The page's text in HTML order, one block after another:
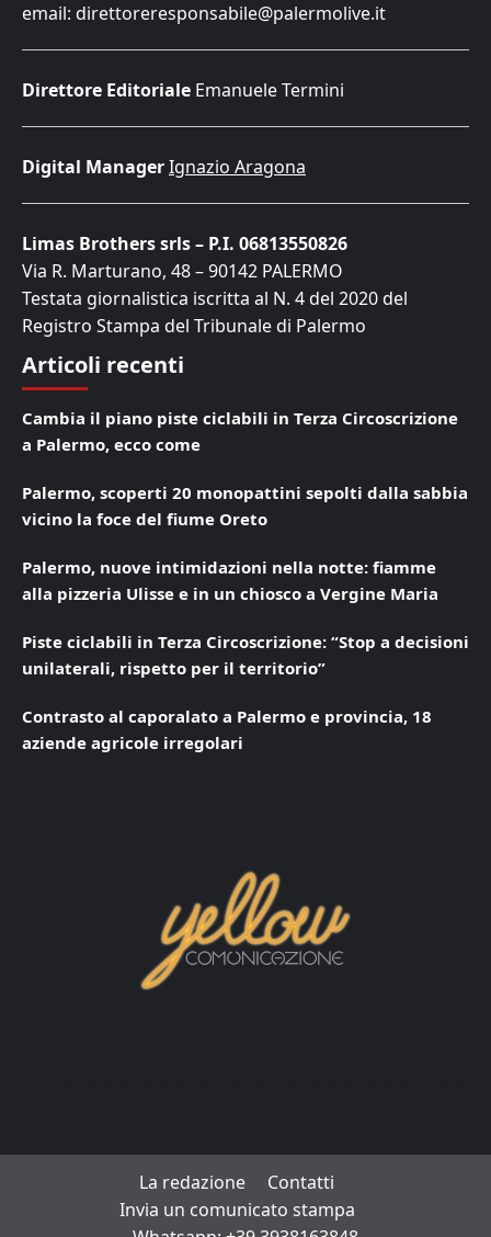
email: direttoreresponsabile@palermolive.it
Direttore Editoriale Emanuele Termini
Digital ManagerIgnazio Aragona
Limas Brothers srls – P.I. 06813550826
Via R. Marturano, 48 – 90142 PALERMO
Testata giornalistica iscritta al N. 4 del 2020 del
Registro Stampa del Tribunale di Palermo
Articoli recenti
Cambia il piano piste ciclabili in Terza Circoscrizione
a Palermo, ecco come
Palermo, scoperti 20 monopattini sepolti dalla sabbia
vicino la foce del fiume Oreto
Palermo, nuove intimidazioni nella notte: fiamme
alla pizzeria Ulisse e in un chiosco a Vergine Maria
Piste ciclabili in Terza Circoscrizione: “Stop a decisioni
unilaterali, rispetto per il territorio”
Contrasto al caporalato a Palermo e provincia, 18
aziende agricole irregolari
La redazione
Contatti
Invia un comunicato stampa